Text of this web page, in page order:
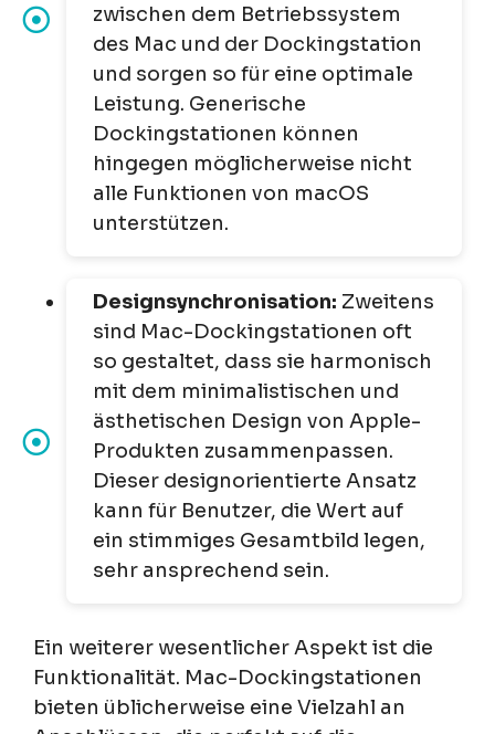
zwischen dem Betriebssystem
des Mac und der Dockingstation
und sorgen so für eine optimale
Leistung. Generische
Dockingstationen können
hingegen möglicherweise nicht
alle Funktionen von macOS
unterstützen.
Designsynchronisation: Zweitens
sind Mac-Dockingstationen oft
so gestaltet, dass sie harmonisch
mit dem minimalistischen und
ästhetischen Design von Apple-
Produkten zusammenpassen.
Dieser designorientierte Ansatz
kann für Benutzer, die Wert auf
ein stimmiges Gesamtbild legen,
sehr ansprechend sein.
Ein weiterer wesentlicher Aspekt ist die
Funktionalität. Mac-Dockingstationen
bieten üblicherweise eine Vielzahl an